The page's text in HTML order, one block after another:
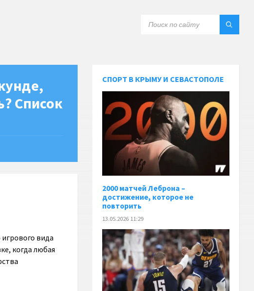
Список
вида
когда любая
СПОРТ В КРЫМУ И СЕВАСТОПОЛЕ
2000 матчей Леброна –
достижение, которое не
повторить
13.05.2026 11:29